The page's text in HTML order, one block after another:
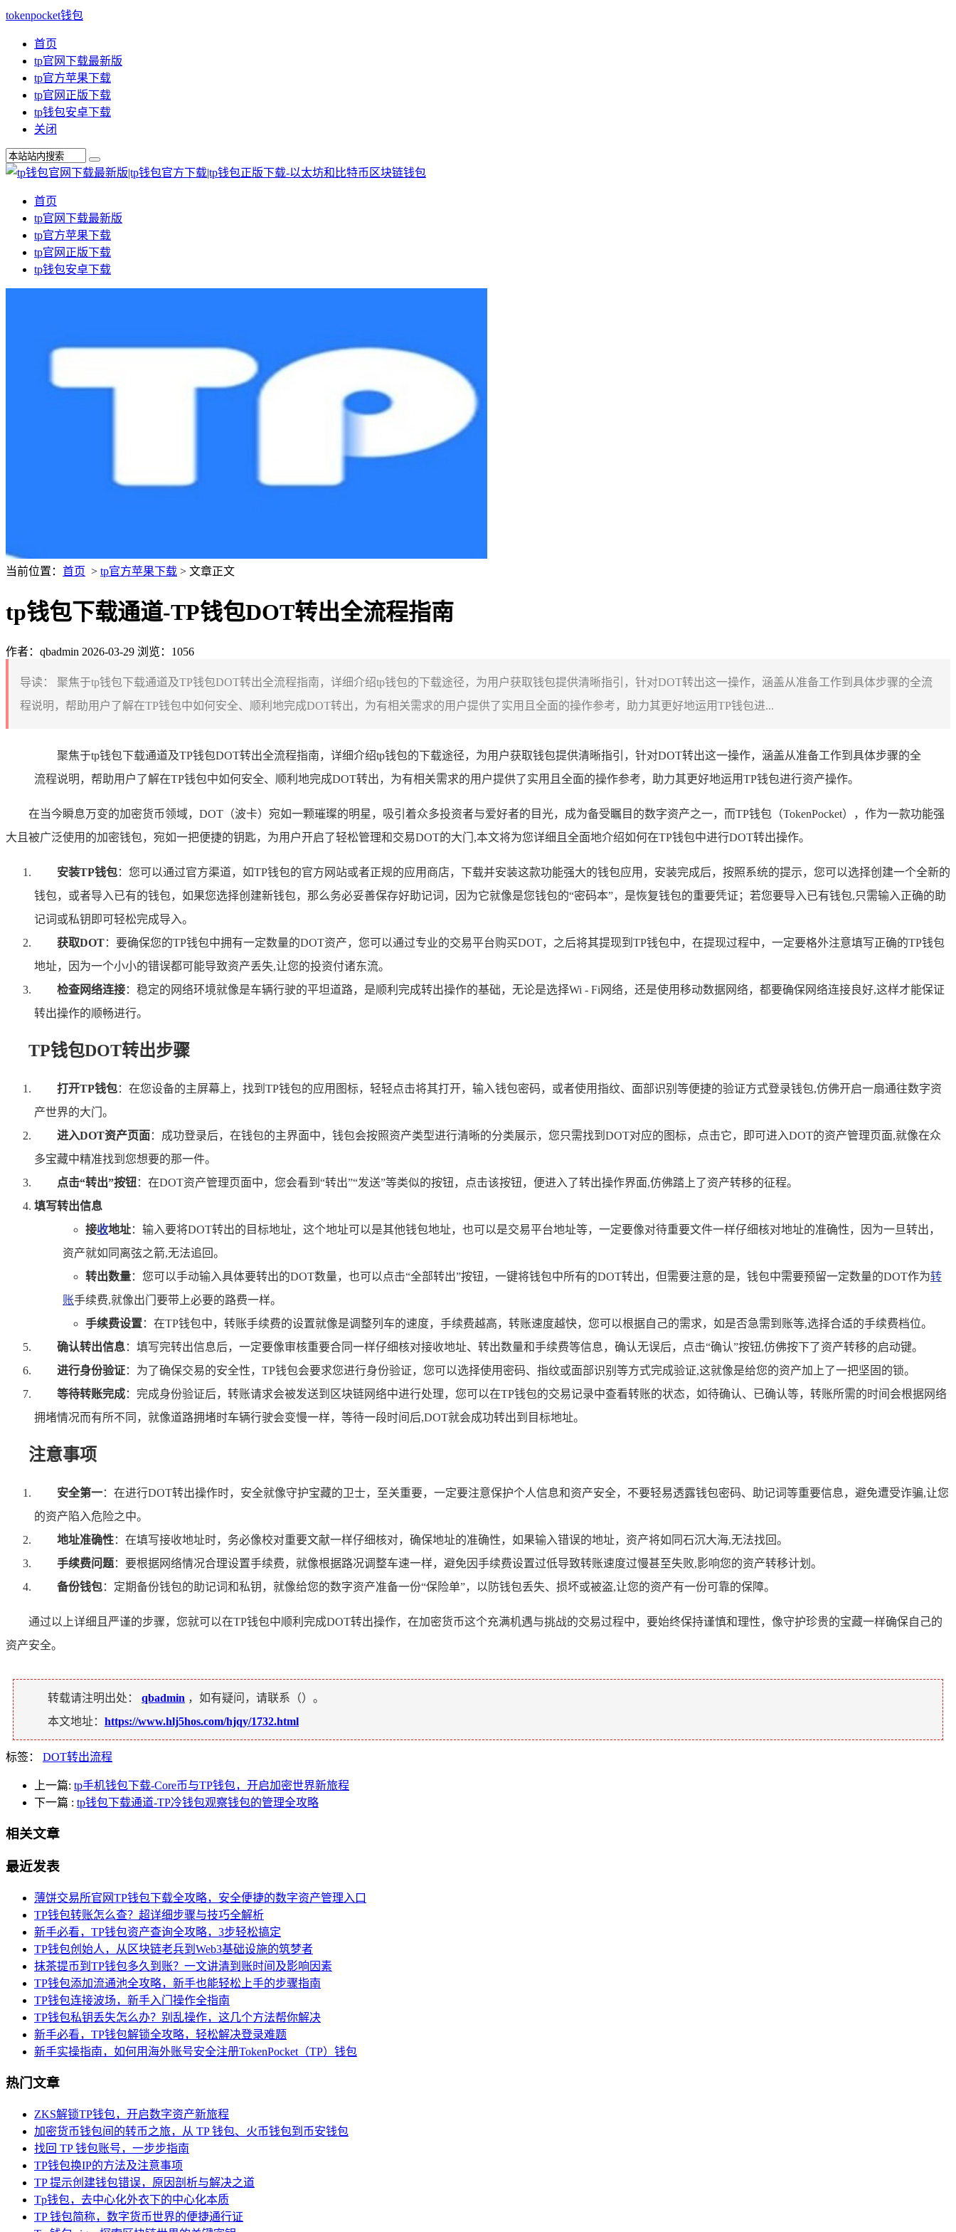
tokenpocket钱包
首页
tp官网下载最新版
tp官方苹果下载
tp官网正版下载
tp钱包安卓下载
关闭
首页
tp官网下载最新版
tp官方苹果下载
tp官网正版下载
tp钱包安卓下载
当前位置： 首页 > tp官方苹果下载 > 文章正文
tp钱包下载通道-TP钱包DOT转出全流程指南
作者：qbadmin 2026-03-29 浏览：1056
导读：
聚焦于tp钱包下载通道及TP钱包DOT转出全流程指南，详细介绍tp钱包的下载途径，为用户获取钱包提供清晰指引，针对DOT转出这一操作，涵盖从准备工作到具体步骤的全流
程说明，帮助用户了解在TP钱包中如何安全、顺利地完成DOT转出，为有相关需求的用户提供了实用且全面的操作参考，助力其更好地运用TP钱包进...
聚焦于tp钱包下载通道及TP钱包DOT转出全流程指南，详细介绍tp钱包的下载途径，为用户获取钱包提供清晰指引，针对DOT转出这一操作，涵盖从准备工作到具体步骤的全
流程说明，帮助用户了解在TP钱包中如何安全、顺利地完成DOT转出，为有相关需求的用户提供了实用且全面的操作参考，助力其更好地运用TP钱包进行资产操作。
在当今瞬息万变的加密货币领域，DOT（波卡）宛如一颗璀璨的明星，吸引着众多投资者与爱好者的目光，成为备受瞩目的数字资产之一，而TP钱包（TokenPocket），作为一款功能强
大且被广泛使用的加密钱包，宛如一把便捷的钥匙，为用户开启了轻松管理和交易DOT的大门,本文将为您详细且全面地介绍如何在TP钱包中进行DOT转出操作。
安装TP钱包：您可以通过官方渠道，如TP钱包的官方网站或者正规的应用商店，下载并安装这款功能强大的钱包应用，安装完成后，按照系统的提示，您可以选择创建一个全新的
钱包，或者导入已有的钱包，如果您选择创建新钱包，那么务必妥善保存好助记词，因为它就像是您钱包的“密码本”，是恢复钱包的重要凭证；若您要导入已有钱包,只需输入正确的助
记词或私钥即可轻松完成导入。
获取DOT：要确保您的TP钱包中拥有一定数量的DOT资产，您可以通过专业的交易平台购买DOT，之后将其提现到TP钱包中，在提现过程中，一定要格外注意填写正确的TP钱包
地址，因为一个小小的错误都可能导致资产丢失,让您的投资付诸东流。
检查网络连接：稳定的网络环境就像是车辆行驶的平坦道路，是顺利完成转出操作的基础，无论是选择Wi - Fi网络，还是使用移动数据网络，都要确保网络连接良好,这样才能保证
转出操作的顺畅进行。
TP钱包DOT转出步骤
打开TP钱包：在您设备的主屏幕上，找到TP钱包的应用图标，轻轻点击将其打开，输入钱包密码，或者使用指纹、面部识别等便捷的验证方式登录钱包,仿佛开启一扇通往数字资
产世界的大门。
进入DOT资产页面：成功登录后，在钱包的主界面中，钱包会按照资产类型进行清晰的分类展示，您只需找到DOT对应的图标，点击它，即可进入DOT的资产管理页面,就像在众
多宝藏中精准找到您想要的那一件。
点击“转出”按钮：在DOT资产管理页面中，您会看到“转出”“发送”等类似的按钮，点击该按钮，便进入了转出操作界面,仿佛踏上了资产转移的征程。
填写转出信息
接收地址：输入要将DOT转出的目标地址，这个地址可以是其他钱包地址，也可以是交易平台地址等，一定要像对待重要文件一样仔细核对地址的准确性，因为一旦转出，
资产就如同离弦之箭,无法追回。
转出数量：您可以手动输入具体要转出的DOT数量，也可以点击“全部转出”按钮，一键将钱包中所有的DOT转出，但需要注意的是，钱包中需要预留一定数量的DOT作为转
账手续费,就像出门要带上必要的路费一样。
手续费设置：在TP钱包中，转账手续费的设置就像是调整列车的速度，手续费越高，转账速度越快，您可以根据自己的需求，如是否急需到账等,选择合适的手续费档位。
确认转出信息：填写完转出信息后，一定要像审核重要合同一样仔细核对接收地址、转出数量和手续费等信息，确认无误后，点击“确认”按钮,仿佛按下了资产转移的启动键。
进行身份验证：为了确保交易的安全性，TP钱包会要求您进行身份验证，您可以选择使用密码、指纹或面部识别等方式完成验证,这就像是给您的资产加上了一把坚固的锁。
等待转账完成：完成身份验证后，转账请求会被发送到区块链网络中进行处理，您可以在TP钱包的交易记录中查看转账的状态，如待确认、已确认等，转账所需的时间会根据网络
拥堵情况而有所不同，就像道路拥堵时车辆行驶会变慢一样，等待一段时间后,DOT就会成功转出到目标地址。
注意事项
安全第一：在进行DOT转出操作时，安全就像守护宝藏的卫士，至关重要，一定要注意保护个人信息和资产安全，不要轻易透露钱包密码、助记词等重要信息，避免遭受诈骗,让您
的资产陷入危险之中。
地址准确性：在填写接收地址时，务必像校对重要文献一样仔细核对，确保地址的准确性，如果输入错误的地址，资产将如同石沉大海,无法找回。
手续费问题：要根据网络情况合理设置手续费，就像根据路况调整车速一样，避免因手续费设置过低导致转账速度过慢甚至失败,影响您的资产转移计划。
备份钱包：定期备份钱包的助记词和私钥，就像给您的数字资产准备一份“保险单”，以防钱包丢失、损坏或被盗,让您的资产有一份可靠的保障。
通过以上详细且严谨的步骤，您就可以在TP钱包中顺利完成DOT转出操作，在加密货币这个充满机遇与挑战的交易过程中，要始终保持谨慎和理性，像守护珍贵的宝藏一样确保自己的
资产安全。
转载请注明出处： qbadmin ，如有疑问，请联系（）。
本文地址： https://www.hlj5hos.com/hjqy/1732.html
标签： DOT转出流程
上一篇: tp手机钱包下载-Core币与TP钱包，开启加密世界新旅程
下一篇 : tp钱包下载通道-TP冷钱包观察钱包的管理全攻略
相关文章
最近发表
薄饼交易所官网TP钱包下载全攻略，安全便捷的数字资产管理入口
TP钱包转账怎么查？超详细步骤与技巧全解析
新手必看，TP钱包资产查询全攻略，3步轻松搞定
TP钱包创始人，从区块链老兵到Web3基础设施的筑梦者
抹茶提币到TP钱包多久到账？一文讲清到账时间及影响因素
TP钱包添加流通池全攻略，新手也能轻松上手的步骤指南
TP钱包连接波场，新手入门操作全指南
TP钱包私钥丢失怎么办？别乱操作，这几个方法帮你解决
新手必看，TP钱包解锁全攻略，轻松解决登录难题
新手实操指南，如何用海外账号安全注册TokenPocket（TP）钱包
热门文章
ZKS解锁TP钱包，开启数字资产新旅程
加密货币钱包间的转币之旅，从 TP 钱包、火币钱包到币安钱包
找回 TP 钱包账号，一步步指南
TP钱包换IP的方法及注意事项
TP 提示创建钱包错误，原因剖析与解决之道
Tp钱包，去中心化外衣下的中心化本质
TP 钱包简称，数字货币世界的便捷通行证